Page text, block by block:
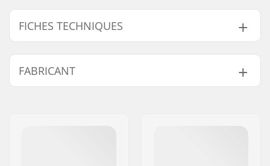
FICHES TECHNIQUES
Matériau Extérieur : Polyester
FABRICANT